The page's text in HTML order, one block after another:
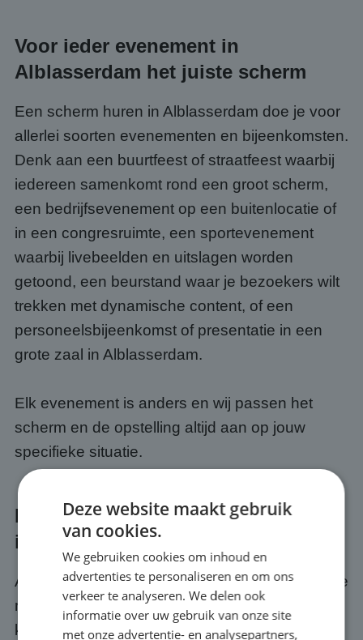
Voor ieder evenement in
Alblasserdam het juiste scherm
Een scherm huren in Alblasserdam doe je voor
allerlei soorten evenementen en bijeenkomsten.
Denk aan een buurtfeest of straatfeest waarbij
iedereen samenkomt rond een groot scherm,
een bedrijfsevenement op een buitenlocatie of
in een congresruimte, een sportevenement
waarbij livebeelden en uitslagen worden
getoond, een beurstand waar je bezoekers wilt
trekken met dynamische content, of een
personeelsbijeenkomst of presentatie in een
grote zaal in Alblasserdam.
Elk evenement is anders en wij passen het
scherm en de opstelling altijd aan op jouw
specifieke situatie.
Kwaliteit en service bij jouw event
in Alblasserdam
Als je een scherm huurt bij ABC Scherm, huur je
meer dan alleen hardware. Je krijgt er een
kwaliteits- en servicegarantie bij. Wij zorgen
Deze website maakt gebruik
van cookies.
We gebruiken cookies om inhoud en
advertenties te personaliseren en om ons
verkeer te analyseren. We delen ook
informatie over uw gebruik van onze site
met onze advertentie- en analysepartners,